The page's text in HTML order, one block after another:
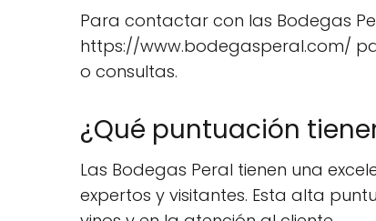
Para contactar con las Bodegas
https://www.bodegasperal.com/
o consultas.
¿Qué puntuación
Las Bodegas Peral tienen una
expertos y visitantes. Esta alta